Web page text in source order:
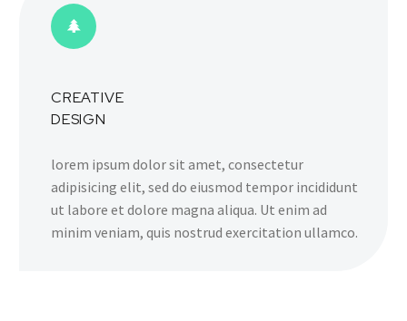
CREATIVE
DESIGN
lorem ipsum dolor sit amet, consectetur
adipisicing elit, sed do eiusmod tempor incididunt
ut labore et dolore magna aliqua. Ut enim ad
minim veniam, quis nostrud exercitation ullamco.